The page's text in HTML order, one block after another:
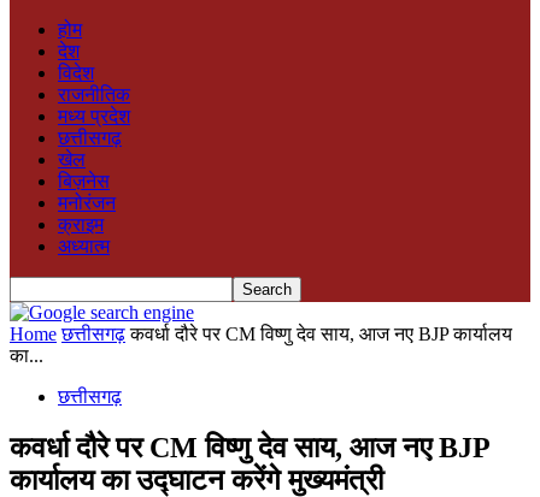
होम
देश
विदेश
राजनीतिक
मध्य प्रदेश
छत्तीसगढ़
खेल
बिज़नेस
मनोरंजन
क्राइम
अध्यात्म
Home छत्तीसगढ़ कवर्धा दौरे पर CM विष्णु देव साय, आज नए BJP कार्यालय
का...
छत्तीसगढ़
कवर्धा दौरे पर CM विष्णु देव साय, आज नए BJP
कार्यालय का उद्घाटन करेंगे मुख्यमंत्री